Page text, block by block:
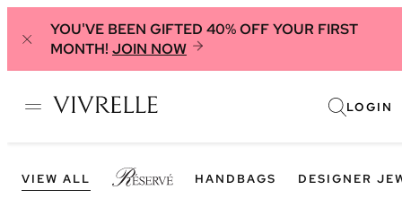
YOU'VE BEEN GIFTED 40% OFF YOUR FIRST
MONTH! JOIN NOW
LOGIN
VIEW ALL HANDBAGS DESIGNER